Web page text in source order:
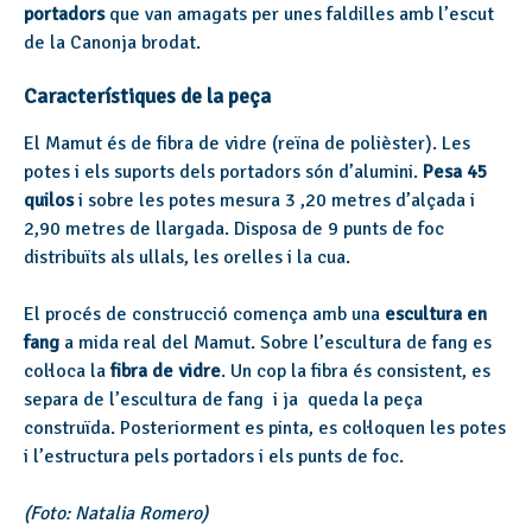
portadorsque van amagats per unes faldilles amb l’escut
de la Canonja brodat.
Característiques de la peça
El Mamut és de fibra de vidre (reïna de polièster). Les
potes i els suports dels portadors són d’alumini. Pesa 45
quilosi sobre les potes mesura 3 ,20 metres d’alçada i
2,90 metres de llargada. Disposa de 9 punts de foc
distribuïts als ullals, les orelles i la cua.
El procés de construcció comença amb una escultura en
fang a mida real del Mamut. Sobre l’escultura de fang es
col·loca lafibra de vidre. Un cop la fibra és consistent, es
separa de l’escultura de fang i ja queda la peça
construïda. Posteriorment es pinta, es col·loquen les potes
i l’estructura pels portadors i els punts de foc.
(Foto: Natalia Romero)